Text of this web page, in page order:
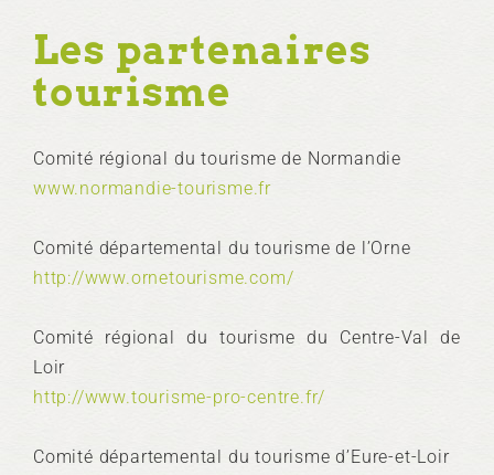
Les partenaires
tourisme
Comité régional du tourisme de Normandie
www.normandie-tourisme.fr
Comité départemental du tourisme de l’Orne
http://www.ornetourisme.com/
Comité régional du tourisme du Centre-Val de
Loir
http://www.tourisme-pro-centre.fr/
Comité départemental du tourisme d’Eure-et-Loir